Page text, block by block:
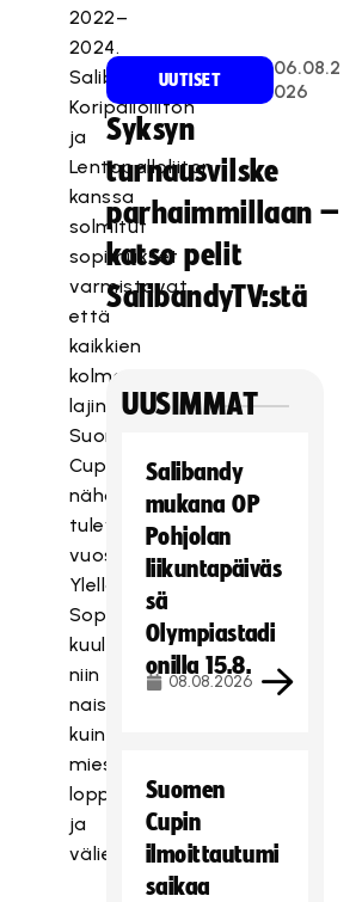
2022–
2024.
Salibandyliiton,
Koripalloliiton
ja
Lentopalloliiton
kanssa
solmitut
sopimukset
varmistavat,
että
kaikkien
kolmen
lajin
Suomen
Cupit
nähdään
tulevina
vuosina
Ylellä.
Sopimukseen
kuuluvat
niin
naisten
kuin
miesten
loppuottelut
ja
välierät.
UUTISET
06.08.2
026
Syksyn
turnausvilske
parhaimmillaan –
katso pelit
SalibandyTV:stä
UUSIMMAT
Salibandy
mukana OP
Pohjolan
liikuntapäiväs
sä
Olympiastadi
onilla 15.8.
08.08.2026
Suomen
Cupin
ilmoittautumi
saikaa